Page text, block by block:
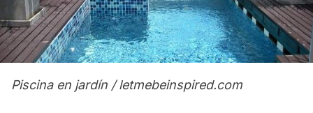
Piscina en jardín / letmebeinspired.com